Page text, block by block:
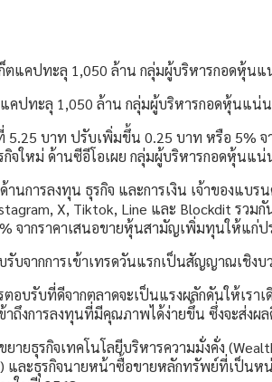
แคปทะลุ 1,050 ล้าน กลุ่มผู้บริหารกอดหุ้นแ
5.25 บาท ปรับเพิ่มขึ้น 0.25 บาท หรือ
กิจใหม่ ด้านซีอีโอเผย กลุ่มผู้บริหารกอดหุ้น
นการลงทุน ธุรกิจ และการเงิน เจ้าของแบ
X, Tiktok, Line และ Blockdit รว
จากราคาเสนอขายหุ้นสามัญเพิ่มทุนให้แก่
รับจากการเข้าเทรดวันแรกเป็นสัญญาณเชิ
บรับที่ดีจากตลาดจะเป็นแรงผลักดันให้เรา
งการลงทุนที่มีคุณภาพได้ง่ายขึ้น ซึ่งจะส่งผ
ยธุรกิจเทคโนโลยีบริหารความมั่งคั่ง
และธุรกิจนายหน้าซื้อขายหลักทรัพย์ที่เ